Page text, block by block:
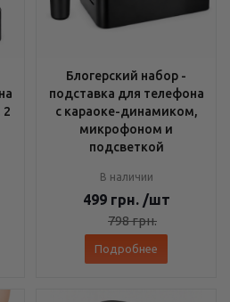
2
Блогерский набор -
подставка для телефона
с караоке-динамиком,
микрофоном и
подсветкой
В наличии
499 грн. /шт
798грн.
Подробнее